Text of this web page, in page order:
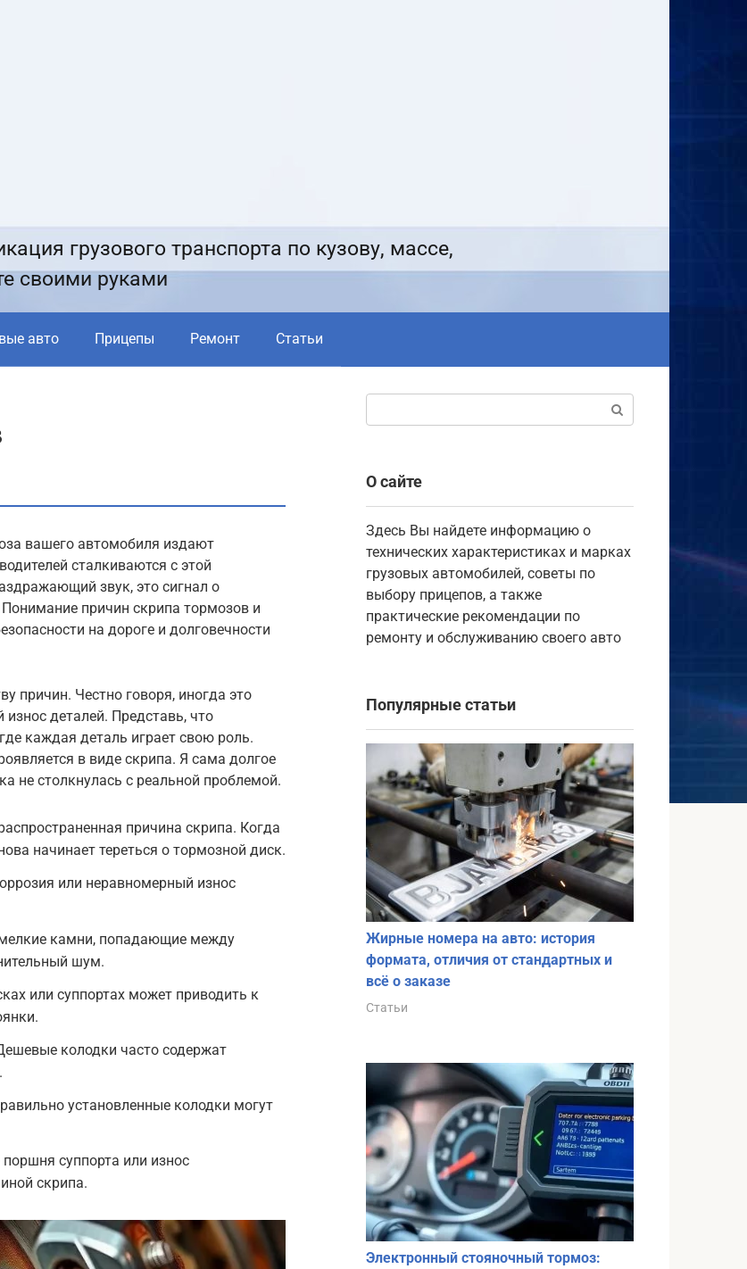
грузового транспорта по кузову, массе,
своими руками
авто Прицепы Ремонт Статьи
вашего автомобиля издают
сталкиваются с этой
звук, это сигнал о
причин скрипа тормозов и
на дороге и долговечности
причин. Честно говоря, иногда это
деталей. Представь, что
каждая деталь играет свою роль.
в виде скрипа. Я сама долгое
не столкнулась с реальной проблемой.
причина скрипа. Когда
начинает тереться о тормозной диск.
или неравномерный износ
камни, попадающие между
шум.
или суппортах может приводить к
колодки часто содержат
установленные колодки могут
суппорта или износ
скрипа.
О сайте
Здесь Вы найдете информацию о
технических характеристиках и марках
грузовых автомобилей, советы по
выбору прицепов, а также
практические рекомендации по
ремонту и обслуживанию своего авто
Популярные статьи
Жирные номера на авто: история
формата, отличия от стандартных и
всё о заказе
Статьи
Электронный стояночный тормоз: